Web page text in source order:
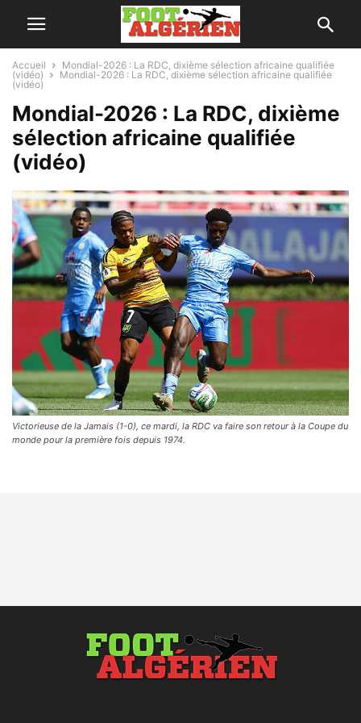
Accueil
Mondial-2026 : La RDC, dixième sélection africaine qualifiée
(vidéo)
Mondial-2026 : La RDC, dixième sélection africaine qualifiée
(vidéo)
Mondial-2026 : La RDC, dixième
sélection africaine qualifiée
(vidéo)
Victorieuse de la Jamais (1-0), ce mardi, la RDC va faire son retour à la Coupe du
monde pour la première fois depuis 1974.